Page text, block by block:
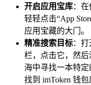
开启应用宝库：
轻轻点击“App
应用宝藏的大门。
精准搜索目标：
栏，点击它，然后
海中寻找一本特
找到 imToken 钱包